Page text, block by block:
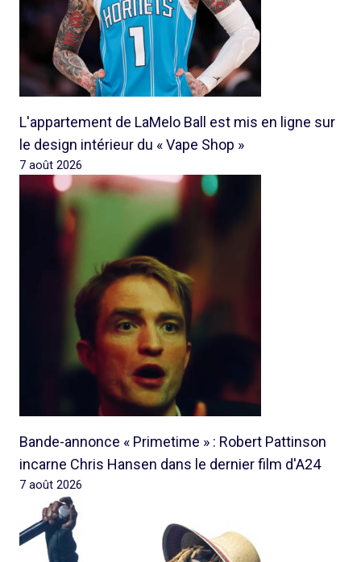
L'appartement de LaMelo Ball est mis en ligne sur
le design intérieur du « Vape Shop »
7 août 2026
Bande-annonce « Primetime » : Robert Pattinson
incarne Chris Hansen dans le dernier film d'A24
7 août 2026